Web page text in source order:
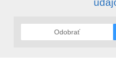
Odobrať